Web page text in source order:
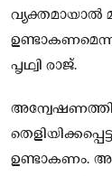
വ്യക്തമായാൽ
പൃഥ്വി രാജ്.
ഉണ്ടാകണം.